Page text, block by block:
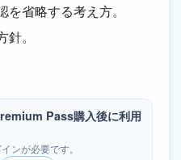
省略する考え方。
。
Pass購入後に利用
ンが必要です。